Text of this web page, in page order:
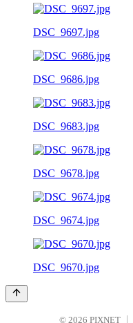
DSC_9697.jpg
DSC_9686.jpg
DSC_9683.jpg
DSC_9678.jpg
DSC_9674.jpg
DSC_9670.jpg
© 2026 PIXNET